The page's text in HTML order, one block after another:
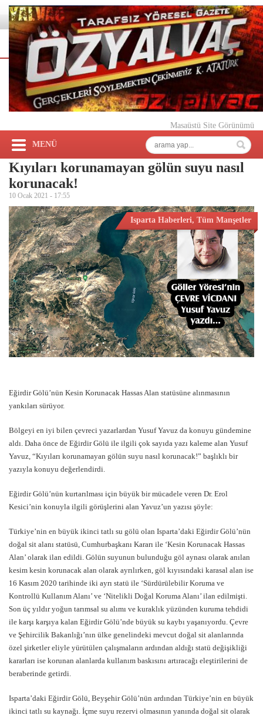
Masaüstü Site Görünümü
MENÜ
Kıyıları korunamayan gölün suyu nasıl
korunacak!
10 Ocak 2021 - 17:55
Isparta Haberleri, Tüm Manşetler
Eğirdir Gölü’nün Kesin Korunacak Hassas Alan statüsüne alınmasının
yankıları sürüyor.
Bölgeyi en iyi bilen çevreci yazarlardan Yusuf Yavuz da konuyu gündemine
aldı. Daha önce de Eğirdir Gölü ile ilgili çok sayıda yazı kaleme alan Yusuf
Yavuz, “Kıyıları korunamayan gölün suyu nasıl korunacak!” başlıklı bir
yazıyla konuyu değerlendirdi.
Eğirdir Gölü’nün kurtarılması için büyük bir mücadele veren Dr. Erol
Kesici’nin konuyla ilgili görüşlerini alan Yavuz’un yazısı şöyle:
Türkiye’nin en büyük ikinci tatlı su gölü olan Isparta’daki Eğirdir Gölü’nün
doğal sit alanı statüsü, Cumhurbaşkanı Kararı ile ‘Kesin Korunacak Hassas
Alan’ olarak ilan edildi. Gölün suyunun bulunduğu göl aynası olarak anılan
kesim kesin korunacak alan olarak ayrılırken, göl kıyısındaki karasal alan ise
16 Kasım 2020 tarihinde iki ayrı statü ile ‘Sürdürülebilir Koruma ve
Kontrollü Kullanım Alanı’ ve ‘Nitelikli Doğal Koruma Alanı’ ilan edilmişti.
Son üç yıldır yoğun tarımsal su alımı ve kuraklık yüzünden kuruma tehdidi
ile karşı karşıya kalan Eğirdir Gölü’nde büyük su kaybı yaşanıyordu. Çevre
ve Şehircilik Bakanlığı’nın ülke genelindeki mevcut doğal sit alanlarında
özel şirketler eliyle yürütülen çalışmaların ardından aldığı statü değişikliği
kararları ise korunan alanlarda kullanım baskısını artıracağı eleştirilerini de
beraberinde getirdi.
Isparta’daki Eğirdir Gölü, Beyşehir Gölü’nün ardından Türkiye’nin en büyük
ikinci tatlı su kaynağı. İçme suyu rezervi olmasının yanında doğal sit olarak